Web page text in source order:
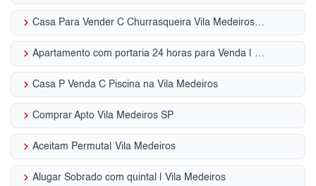
keyboard_arrow_right Casa Para Vender C Churrasqueira Vila Medeiros - SP
keyboard_arrow_right Apartamento com portaria 24 horas para Venda | Vila Medeiros
keyboard_arrow_right Casa P Venda C Piscina na Vila Medeiros
keyboard_arrow_right Comprar Apto Vila Medeiros SP
keyboard_arrow_right Aceitam Permuta| Vila Medeiros
keyboard_arrow_right Alugar Sobrado com quintal | Vila Medeiros